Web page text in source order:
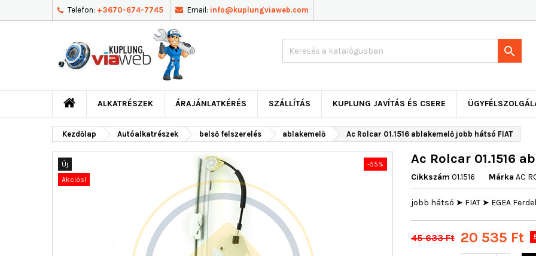
Telefon: +3670-674-7745 Email: info@kuplungviaweb.com

ALKATRÉSZEK ÁRAJÁNLATKÉRÉS SZÁLLÍTÁS KUPLUNG JAVÍTÁS ÉS CSERE
Kezdőlap Autóalkatrészek belső felszerelés ablakemelő Ac Rolcar 01.1516 ablakemelő jobb hátsó FIAT
Új
-55%
Akciós!
Ac Rolcar 01.1516
Cikkszám 01.1516 Márka AC
jobb hátsó ➤ FIAT ➤ EGEA
45 633 Ft 20 535 Ft